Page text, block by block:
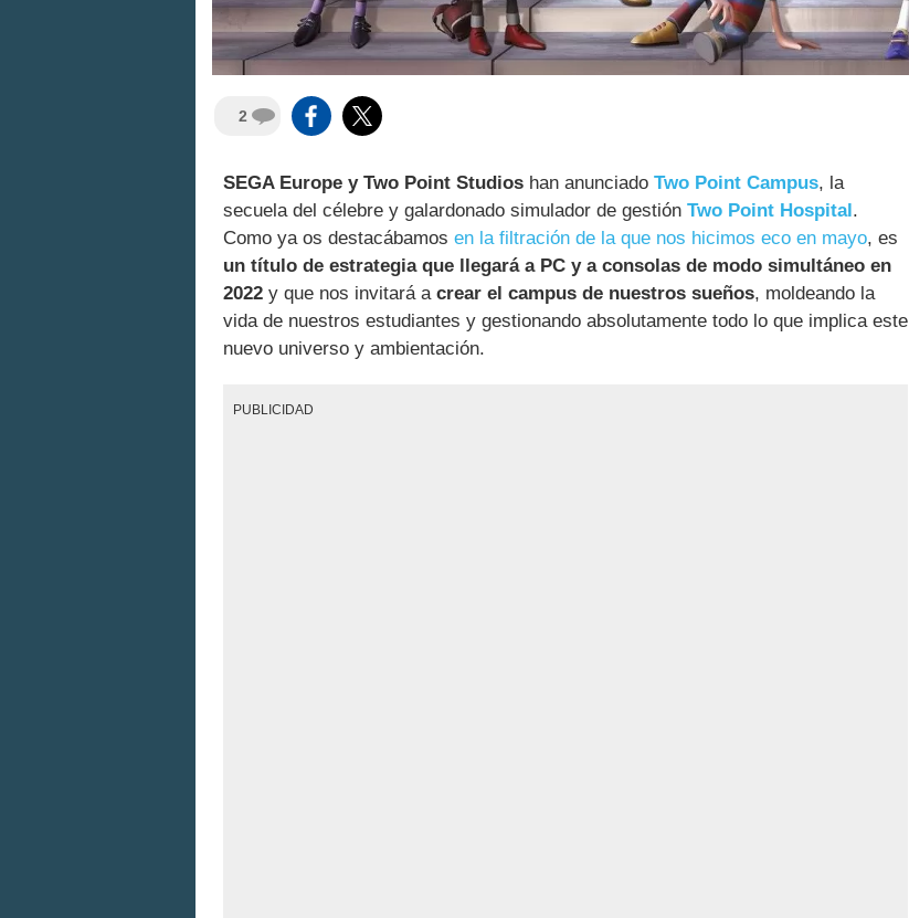
2
SEGA Europe y Two Point Studios han anunciado Two Point Campus, la
secuela del célebre y galardonado simulador de gestión Two Point Hospital .
Como ya os destacábamos en la filtración de la que nos hicimos eco en mayo, es
un título de estrategia que llegará a PC y a consolas de modo simultáneo en
2022 y que nos invitará a crear el campus de nuestros sueños, moldeando la
vida de nuestros estudiantes y gestionando absolutamente todo lo que implica este
nuevo universo y ambientación.
PUBLICIDAD